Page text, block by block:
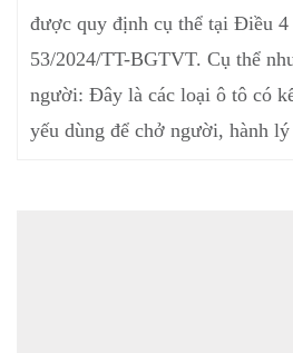
được quy định cụ thể tại Điều
53/2024/TT-BGTVT. Cụ thể
người: Đây là các loại ô tô có
yếu dùng để chở người, hành